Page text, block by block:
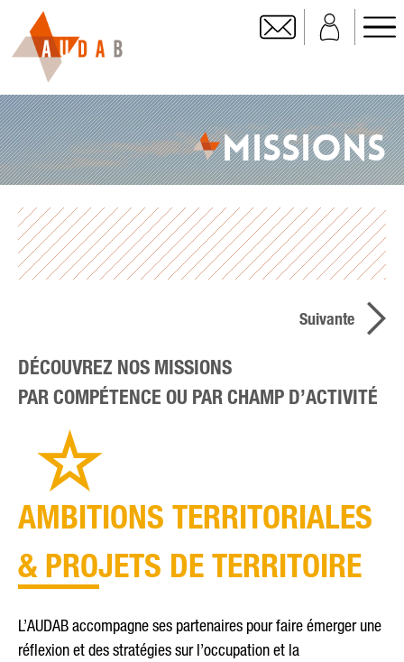
MISSIONS
Suivante
DÉCOUVREZ NOS MISSIONS
PAR COMPÉTENCE OU PAR CHAMP D’ACTIVITÉ
AMBITIONS TERRITORIALES
& PROJETS DE TERRITOIRE
L’AUDAB accompagne ses partenaires pour faire émerger une
réflexion et des stratégies sur l’occupation et la